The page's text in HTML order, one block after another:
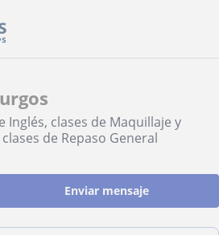
Inglés, clases de Maquillaje y
de Repaso General
Enviar mensaje